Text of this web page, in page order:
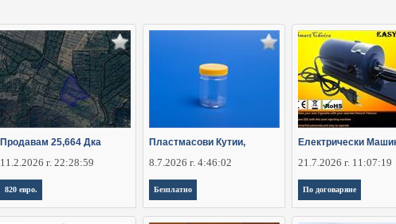
Продавам 25,664 Дка
11.2.2026 г. 22:28:59
820 евро.
Пластмасови Кутии,
8.7.2026 г. 4:46:02
Безплатно
Електрически
21.7.2026 г. 11:07:19
По договаряне